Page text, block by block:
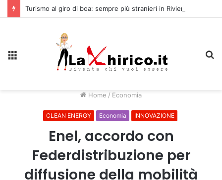
Turismo al giro di boa: sempre più stranieri in Riviera
Home / Economia
CLEAN ENERGY Economia INNOVAZIONE
Enel, accordo con
Federdistribuzione per
diffusione della mobilità